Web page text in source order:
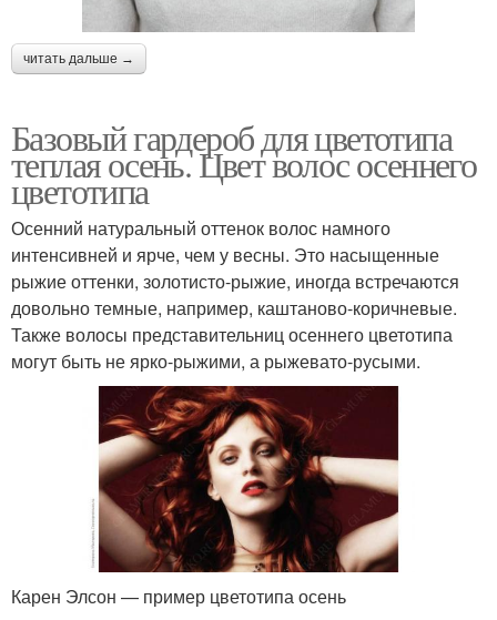
читать дальше →
Базовый гардероб для цветотипа
теплая осень. Цвет волос осеннего
цветотипа
Осенний натуральный оттенок волос намного
интенсивней и ярче, чем у весны. Это насыщенные
рыжие оттенки, золотисто-рыжие, иногда встречаются
довольно темные, например, каштаново-коричневые.
Также волосы представительниц осеннего цветотипа
могут быть не ярко-рыжими, а рыжевато-русыми.
Карен Элсон — пример цветотипа осень